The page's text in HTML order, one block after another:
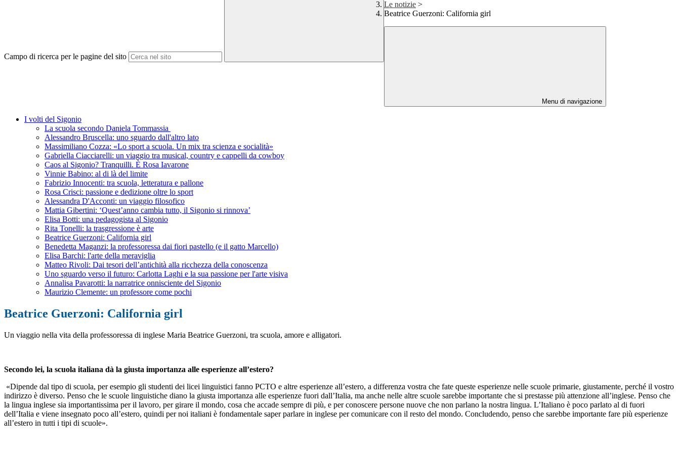
Campo di ricerca per le pagine del sito
Le notizie >
Beatrice Guerzoni: California girl
Menu di navigazione
I volti del Sigonio
La scuola secondo Daniela Tommassia
Alessandro Bruscella: uno sguardo dall'altro lato
Massimiliano Cozza: «Lo sport a scuola. Un mix tra scienza e socialità»
Gabriella Ciacciarelli: un viaggio tra musical, country e cappelli da cowboy
Caos al Sigonio? Tranquilli. È Rosa Iavarone
Vinnie Babino: al di là del limite
Fabrizio Innocenti: tra scuola, letteratura e pallone
Rosa Crisci: passione e dedizione oltre lo sport
Alessandra D'Acconti: un viaggio filosofico
Mattia Gibertini: ‘Quest’anno cambia tutto, il Sigonio si rinnova’
Elisa Botti: una pedagogista al Sigonio
Rita Tonelli: la trasgressione è arte
Beatrice Guerzoni: California girl
Benedetta Maganzi: la professoressa dai fiori pastello (e il gatto Marcello)
Elisa Barchi: l'arte della meraviglia
Matteo Rivoli: Dai tesori dell’antichità alla ricchezza della conoscenza
Uno sguardo verso il futuro: Carlotta Laghi e la sua passione per l'arte visiva
Annalisa Pavarotti: la narratrice onnisciente del Sigonio
Maurizio Clemente: un professore come pochi
Beatrice Guerzoni: California girl
Un viaggio nella vita della professoressa di inglese Maria Beatrice Guerzoni, tra scuola, amore e alligatori.
Secondo lei, la scuola italiana dà la giusta importanza alle esperienze all’estero?
«Dipende dal tipo di scuola, per esempio gli studenti dei licei linguistici fanno PCTO e altre esperienze all’estero, a differenza vostra che fate queste esperienze nelle scuole primarie, giustamente, perché il vostro
indirizzo è diverso. Penso che le scuole linguistiche diano la giusta importanza alle esperienze fuori dall’Italia, ma anche nelle altre scuole sarebbe importante che si prestasse più attenzione all’inglese. Penso che
la lingua inglese sia importantissima per il lavoro, per girare il mondo, cosa che accade sempre di più, e per conoscere persone nuove che non parlano la nostra lingua. L’Italiano è poco parlato al di fuori
dell’Italia e viene insegnato poco all’estero, quindi per noi italiani è fondamentale saper parlare in inglese per comunicare con il resto del mondo. Concludendo, penso che sarebbe importante fare più esperienze
all’estero in tutti i tipi di scuole».